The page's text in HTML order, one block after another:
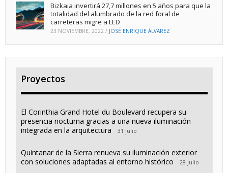
Bizkaia invertirá 27,7 millones en 5 años para que la
totalidad del alumbrado de la red foral de
carreteras migre a LED
23 NOVIEMBRE, 2022 / JOSÉ ENRIQUE ÁLVAREZ
Proyectos
El Corinthia Grand Hotel du Boulevard recupera su
presencia nocturna gracias a una nueva iluminación
integrada en la arquitectura
31 julio
Quintanar de la Sierra renueva su iluminación exterior
con soluciones adaptadas al entorno histórico
28 julio